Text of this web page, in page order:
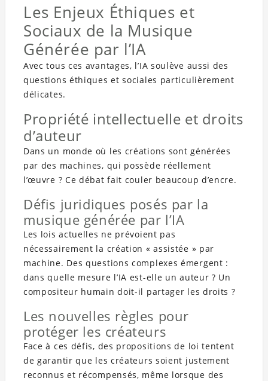
Les Enjeux Éthiques et
Sociaux de la Musique
Générée par l’IA
Avec tous ces avantages, l’IA soulève aussi des
questions éthiques et sociales particulièrement
délicates.
Propriété intellectuelle et droits
d’auteur
Dans un monde où les créations sont générées
par des machines, qui possède réellement
l’œuvre ? Ce débat fait couler beaucoup d’encre.
Défis juridiques posés par la
musique générée par l’IA
Les lois actuelles ne prévoient pas
nécessairement la création « assistée » par
machine. Des questions complexes émergent :
dans quelle mesure l’IA est-elle un auteur ? Un
compositeur humain doit-il partager les droits ?
Les nouvelles règles pour
protéger les créateurs
Face à ces défis, des propositions de loi tentent
de garantir que les créateurs soient justement
reconnus et récompensés, même lorsque des